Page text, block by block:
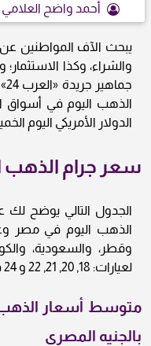
أحمد واضح العلامي
يبحث الآف المواطنين
والشراء، وكذا
الذهب اليوم في أسواق
الدولار الأمريكي اليوم الخميس
سعر جرام الذهب
الجدول التالي يوضح لك
الذهب اليوم في مصر
وقطر، والسعودية،
لعيارات: 18, 20, 21, 22 و 24 قيراط.
متوسط أسعار الذهب
بالجنيه المصري